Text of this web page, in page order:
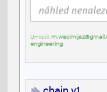
Umístil:
engineering